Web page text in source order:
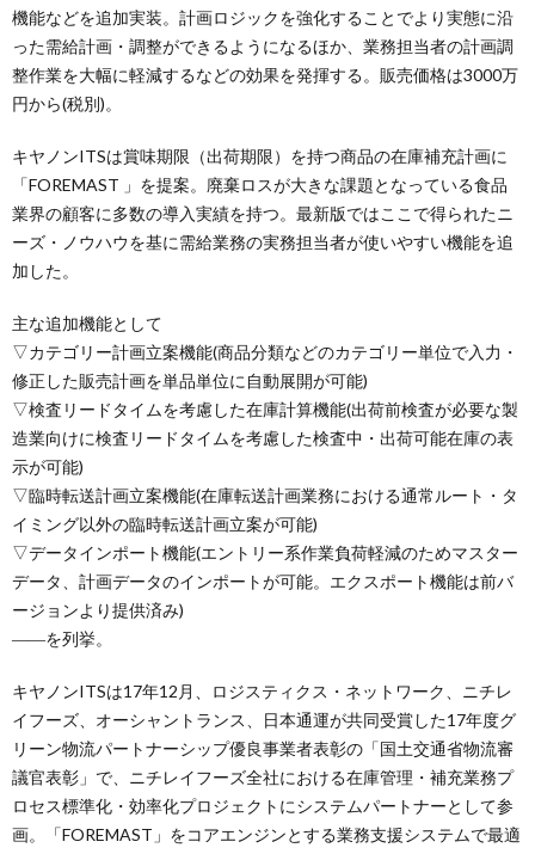
機能などを追加実装。計画ロジックを強化することでより実態に沿
った需給計画・調整ができるようになるほか、業務担当者の計画調
整作業を大幅に軽減するなどの効果を発揮する。販売価格は3000万
円から(税別)。
キヤノンITSは賞味期限（出荷期限）を持つ商品の在庫補充計画に
「FOREMAST 」を提案。廃棄ロスが大きな課題となっている食品
業界の顧客に多数の導入実績を持つ。最新版ではここで得られたニ
ーズ・ノウハウを基に需給業務の実務担当者が使いやすい機能を追
加した。
主な追加機能として
▽カテゴリー計画立案機能(商品分類などのカテゴリー単位で入力・
修正した販売計画を単品単位に自動展開が可能)
▽検査リードタイムを考慮した在庫計算機能(出荷前検査が必要な製
造業向けに検査リードタイムを考慮した検査中・出荷可能在庫の表
示が可能)
▽臨時転送計画立案機能(在庫転送計画業務における通常ルート・タ
イミング以外の臨時転送計画立案が可能)
▽データインポート機能(エントリー系作業負荷軽減のためマスター
データ、計画データのインポートが可能。エクスポート機能は前バ
ージョンより提供済み)
――を列挙。
キヤノンITSは17年12月、ロジスティクス・ネットワーク、ニチレ
イフーズ、オーシャントランス、日本通運が共同受賞した17年度グ
リーン物流パートナーシップ優良事業者表彰の「国土交通省物流審
議官表彰」で、ニチレイフーズ全社における在庫管理・補充業務プ
ロセス標準化・効率化プロジェクトにシステムパートナーとして参
画。「FOREMAST」をコアエンジンとする業務支援システムで最適